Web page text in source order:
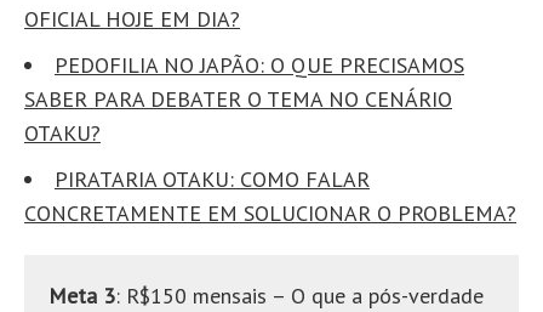
OFICIAL HOJE EM DIA?
PEDOFILIA NO JAPÃO: O QUE PRECISAMOS
SABER PARA DEBATER O TEMA NO CENÁRIO
OTAKU?
PIRATARIA OTAKU: COMO FALAR
CONCRETAMENTE EM SOLUCIONAR O PROBLEMA?
Meta 3: R$150 mensais – O que a pós-verdade